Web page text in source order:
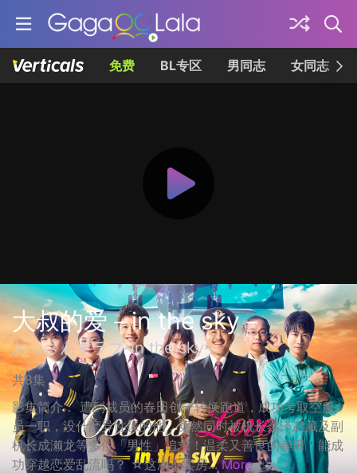
免费 BL专区 男同志 女同志
大叔的爱－in the sky－
おっさんずラブ-in the sky-
共8集
影集简介： 遭到裁员的春田创一转换跑道，成功考取空服
员一职，没什麽异性缘的他，竟然同时被机长黑泽武藏及副
机长成濑龙等多位「男性」追求！温柔又善良的春田，能成
功穿越恋爱乱流吗？ ☆这次不卖房... More